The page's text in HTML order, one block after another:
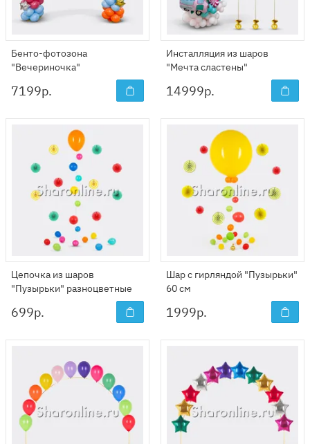
Бенто-фотозона
"Вечериночка"
7199р.
Инсталляция из шаров
"Мечта сластены"
14999р.
Цепочка из шаров
"Пузырьки" разноцветные
699р.
Шар с гирляндой "Пузырьки"
60 см
1999р.